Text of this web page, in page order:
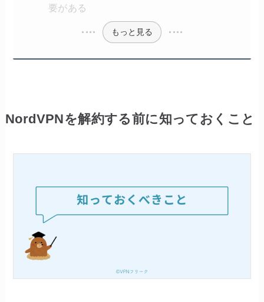
要がある
もっと見る
NordVPNを解約する前に知っておくこと